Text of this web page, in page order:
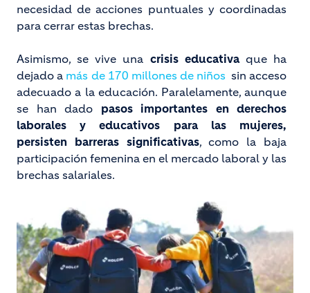
necesidad de acciones puntuales y coordinadas
para cerrar estas brechas.
Asimismo, se vive una crisis educativaque ha
dejado a más de 170 millones de niños sin acceso
adecuado a la educación. Paralelamente, aunque
se han dado pasos importantes en derechos
laborales y educativos para las mujeres,
persisten barreras significativas, como la baja
participación femenina en el mercado laboral y las
brechas salariales.